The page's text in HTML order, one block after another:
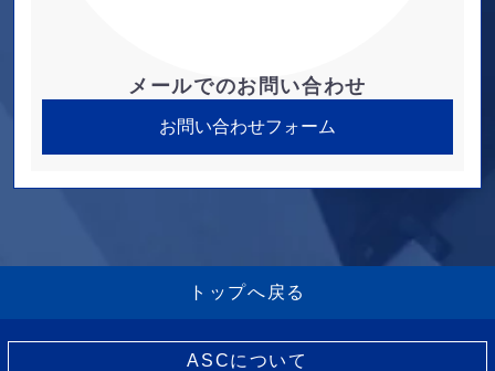
メールでのお問い合わせ
お問い合わせフォーム
トップへ戻る
ASCについて